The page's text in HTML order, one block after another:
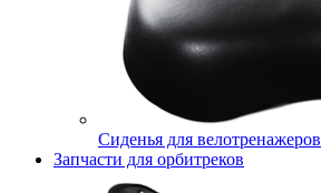
Сиденья для велотренажеров
Запчасти для орбитреков